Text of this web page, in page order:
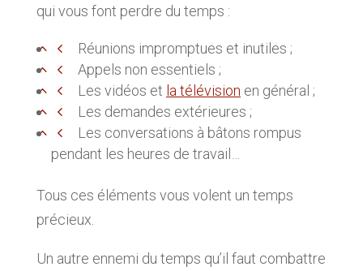
qui vous font perdre du temps :
Réunions impromptues et inutiles ;
Appels non essentiels ;
Les vidéos et la télévision en général ;
Les demandes extérieures ;
Les conversations à bâtons rompus
pendant les heures de travail…
Tous ces éléments vous volent un temps
précieux.
Un autre ennemi du temps qu’il faut combattre